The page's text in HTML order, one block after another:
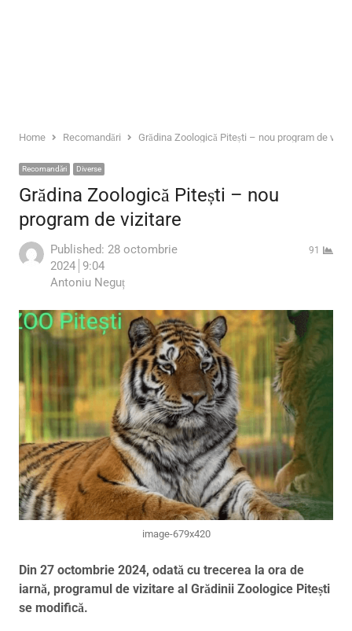
Home Recomandări Grădina Zoologică Pitești – nou program de
Recomandări Diverse
Grădina Zoologică Pitești – nou
program de vizitare
Published: 28 octombrie
2024 9:04
Author
Antoniu Neguț
91
image-679x420
Din 27 octombrie 2024, odată cu trecerea la ora de
iarnă, programul de vizitare al Grădinii Zoologice Pitești
se modifică.